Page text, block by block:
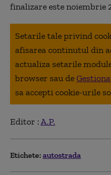
finalizare este noiembrie
Setarile tale privind
afisarea continutul din
actualiza setarile
browser sau de
sa accepti cookie-urile
Editor :A.P.
Etichete: autostrada